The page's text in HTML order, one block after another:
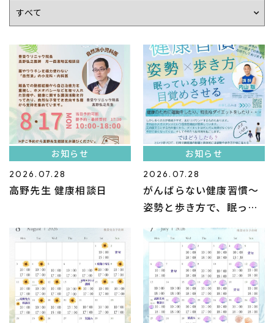
お知らせ
2026.07.28
高野先生 健康相談日
お知らせ
2026.07.28
がんばらない健康習慣〜
姿勢と歩き方で、眠って
いる身体を目覚めさせ
る〜